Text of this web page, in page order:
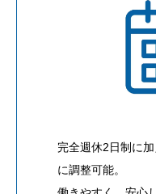
完全週休2日制に
に調整可能。